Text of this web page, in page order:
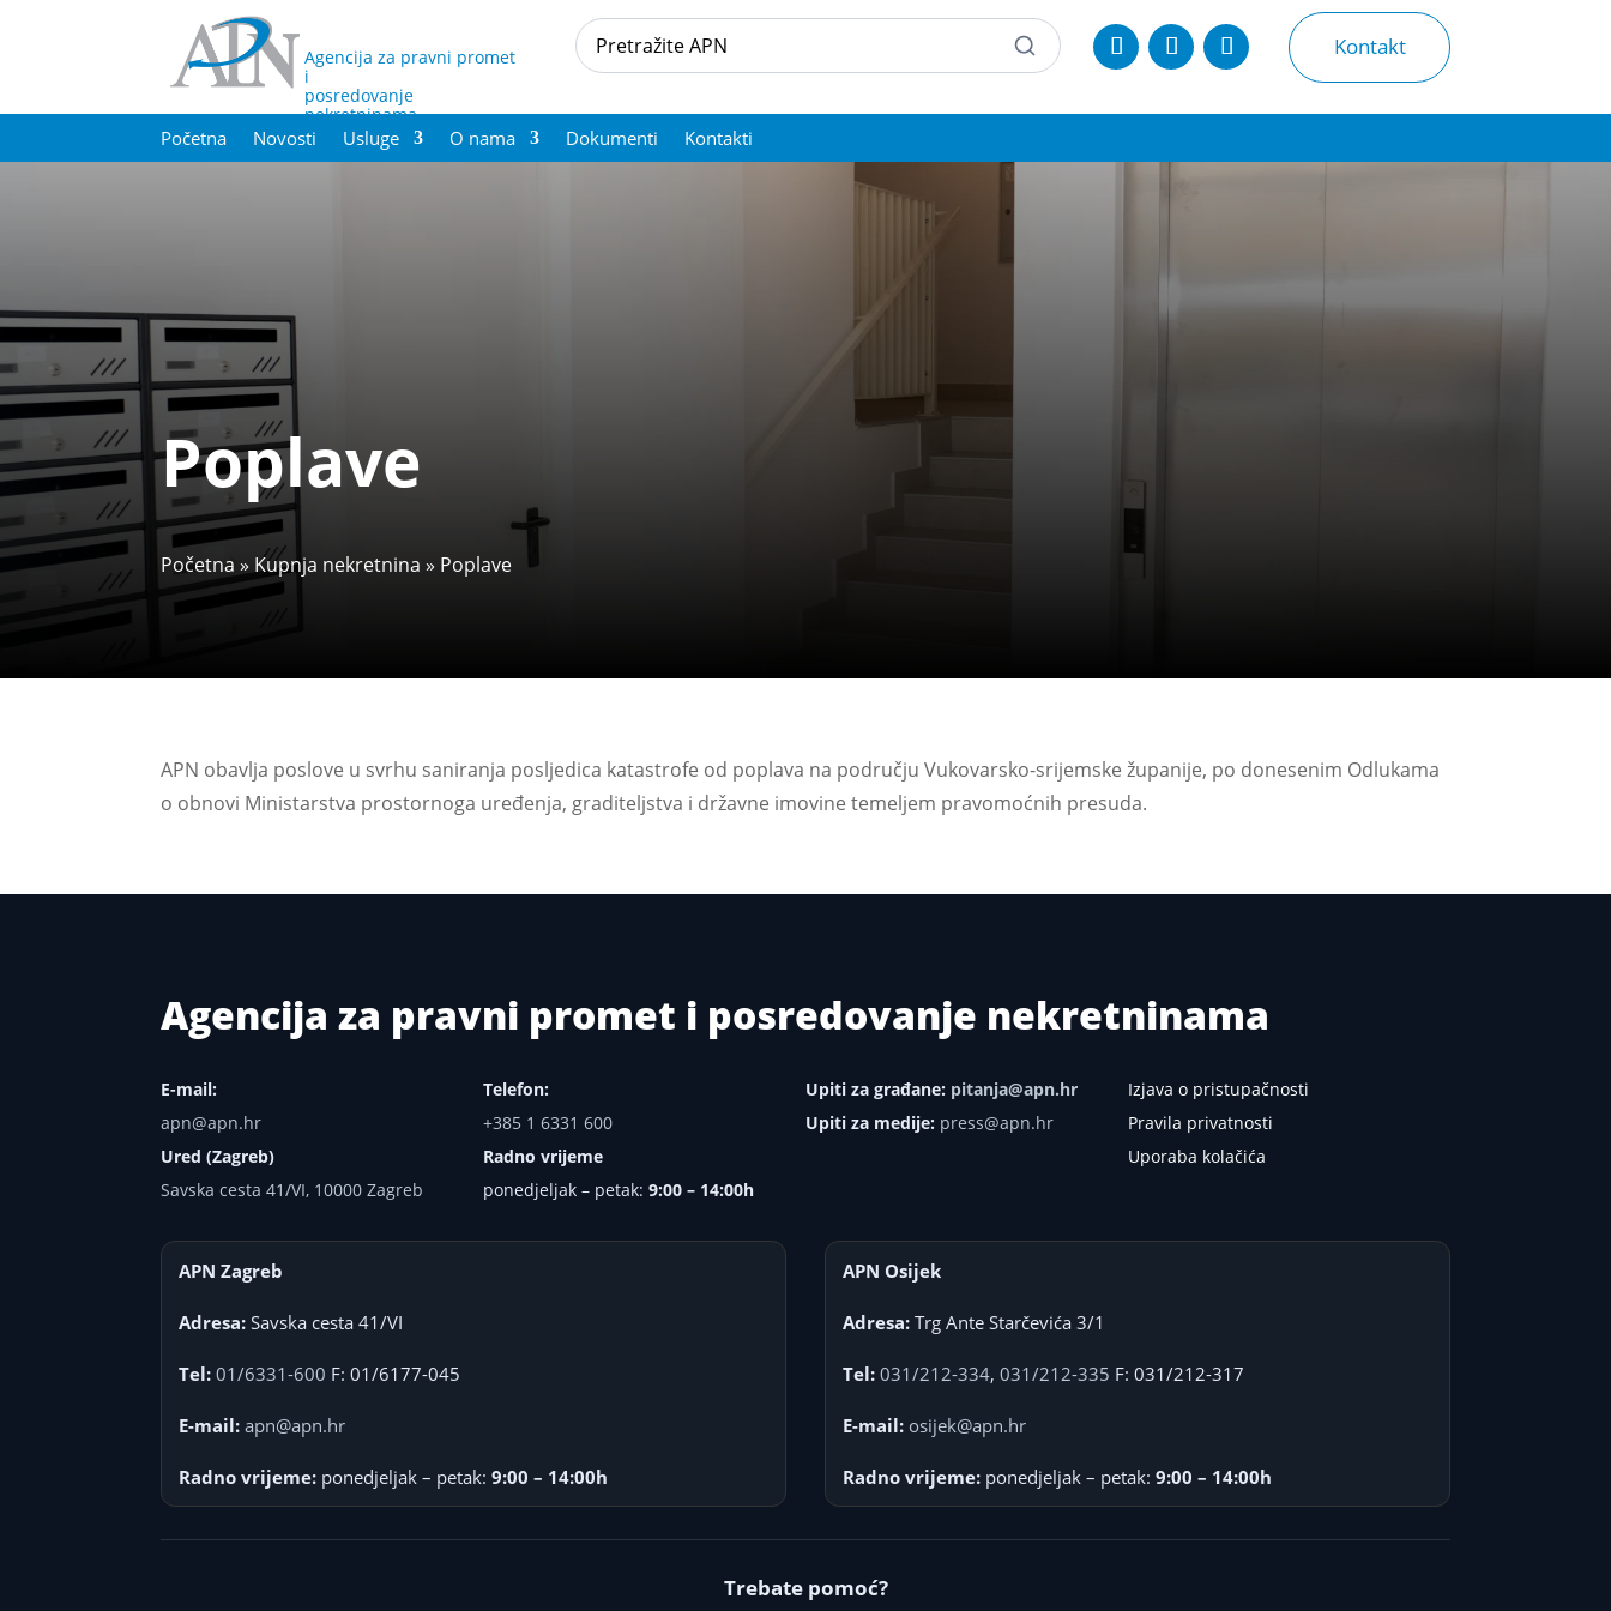
Agencija za pravni promet
i
posredovanje
nekretninama
Kontakt
Početna Novosti Usluge O nama Dokumenti Kontakti
Poplave
Početna »Kupnja nekretnina » Poplave
APN obavlja poslove u svrhu saniranja posljedica katastrofe od poplava na području Vukovarsko-srijemske županije, po donesenim Odlukama
o obnovi Ministarstva prostornoga uređenja, graditeljstva i državne imovine temeljem pravomoćnih presuda.
Agencija za pravni promet i posredovanje nekretninama
E-mail:
apn@apn.hr
Ured (Zagreb)
Savska cesta 41/VI, 10000 Zagreb
Telefon:
+385 1 6331 600
Radno vrijeme
ponedjeljak – petak:9:00 – 14:00h
Upiti za građane: pitanja@apn.hr
Upiti za medije: press@apn.hr
Izjava o pristupačnosti
Pravila privatnosti
Uporaba kolačića
APN Zagreb
Adresa: Savska cesta 41/VI
Tel: 01/6331-600 F: 01/6177-045
E-mail: apn@apn.hr
Radno vrijeme: ponedjeljak – petak:9:00 – 14:00h
APN Osijek
Adresa: Trg Ante Starčevića 3/1
Tel: 031/212-334,031/212-335 F: 031/212-317
E-mail: osijek@apn.hr
Radno vrijeme: ponedjeljak – petak:9:00 – 14:00h
Trebate pomoć?